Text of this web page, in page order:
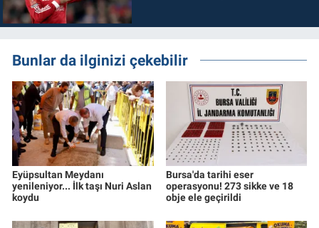
Bunlar da ilginizi çekebilir
Eyüpsultan Meydanı
yenileniyor... İlk taşı Nuri Aslan
koydu
Bursa'da tarihi eser
operasyonu! 273 sikke ve 18
obje ele geçirildi